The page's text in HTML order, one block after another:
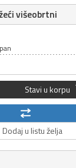
višeobrtni
Stavi u korpu
u listu želja